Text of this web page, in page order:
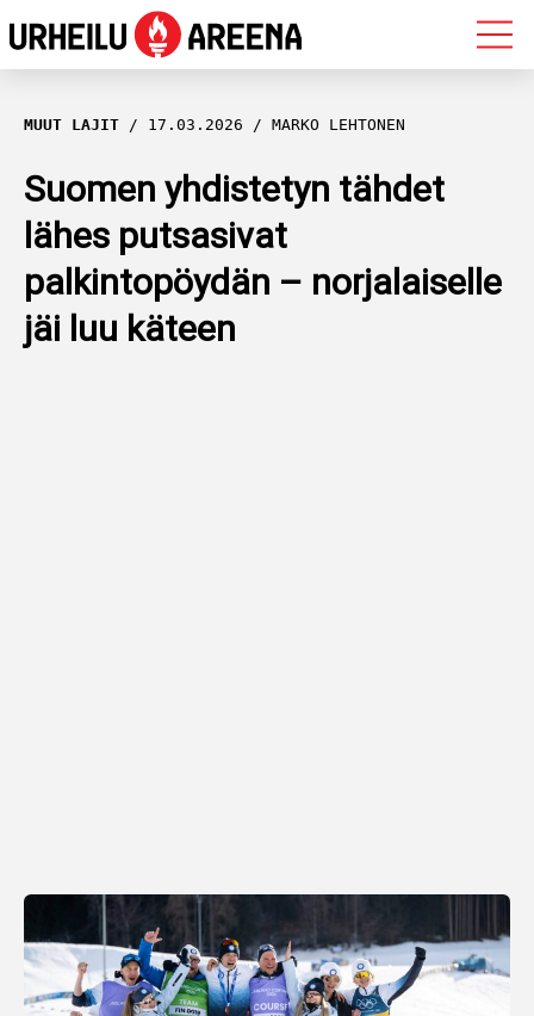
OLYMPIALAISET
MAASTOHIIHTO
AMPUMAHIIHTO
YLEISURHEILU
MUUT LAJIT 17.03.2026 MARKO LEHTONEN
Suomen yhdistetyn tähdet
lähes putsasivat
palkintopöydän – norjalaiselle
jäi luu käteen